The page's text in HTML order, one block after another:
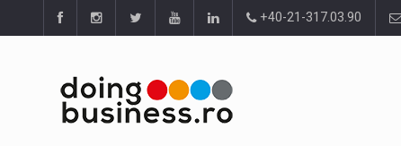
+40-21-317.03.90